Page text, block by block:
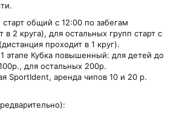
общий с 12:00 по забегам
в 2 круга), для остальных групп старт с
проходит в 1 круг).
этапе Кубка повышенный: для детей до
для остальных 200р.
SportIdent, аренда чипов 10 и 20 р.